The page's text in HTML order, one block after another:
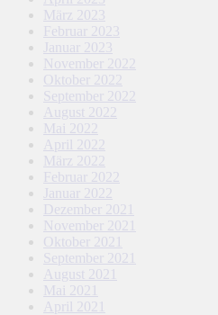
März 2023
Februar 2023
Januar 2023
November 2022
Oktober 2022
September 2022
August 2022
Mai 2022
April 2022
März 2022
Februar 2022
Januar 2022
Dezember 2021
November 2021
Oktober 2021
September 2021
August 2021
Mai 2021
April 2021